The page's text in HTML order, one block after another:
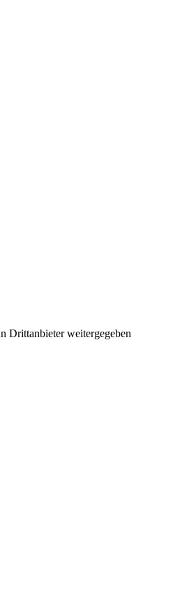
Drittanbieter weitergegeben